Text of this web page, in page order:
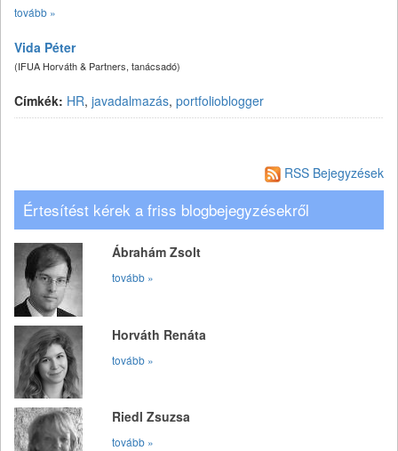
tovább »
Vida Péter
(IFUA Horváth & Partners, tanácsadó)
Címkék: HR, javadalmazás, portfolioblogger
RSS Bejegyzések
Értesítést kérek a friss blogbejegyzésekről
Ábrahám Zsolt
tovább »
Horváth Renáta
tovább »
Riedl Zsuzsa
tovább »